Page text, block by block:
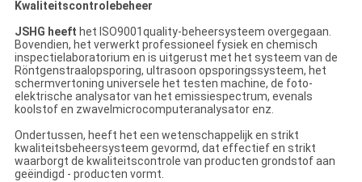
Kwaliteitscontrolebeheer
JSHG heeft het ISO9001quality-beheersysteem overgegaan.
Bovendien, het verwerkt professioneel fysiek en chemisch
inspectielaboratorium en is uitgerust met het systeem van de
Röntgenstraalopsporing, ultrasoon opsporingssysteem, het
schermvertoning universele het testen machine, de foto-
elektrische analysator van het emissiespectrum, evenals
koolstof en zwavelmicrocomputeranalysator enz.
Ondertussen, heeft het een wetenschappelijk en strikt
kwaliteitsbeheersysteem gevormd, dat effectief en strikt
waarborgt de kwaliteitscontrole van producten grondstof aan
geëindigd - producten vormt.